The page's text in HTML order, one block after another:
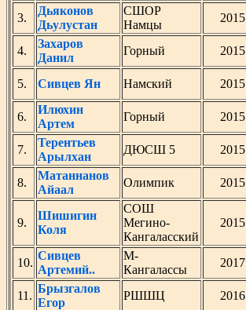
3.
Дьяконов
Дьулустан
СШОР
Намцы
2015
4.
Захаров
Данил
Горный 2015
5. Сивцев Ян Намский 2015
6.
Илюхин
Артем
Горный 2015
7.
Терентьев
Арылхан
ДЮСШ 5 2015
8.
Матаннанов
Айаал
Олимпик 2015
9.
Шишигин
Коля
СОШ
Мегино-
Кангаласский
2015
10.
Сивцев
Артемий..
М-
Кангалассы
2017
11.
Брызгалов
Егор
РШШЦ 2016